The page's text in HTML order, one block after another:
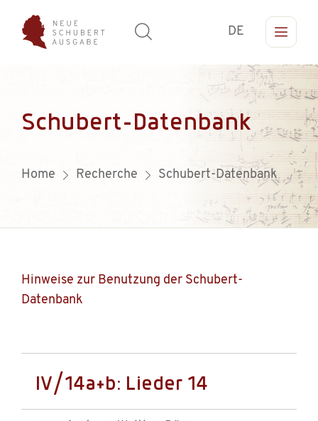
DE
Schubert-Datenbank
Home Recherche Schubert-Datenbank
Hinweise zur Benutzung der Schubert-
Datenbank
IV/14a+b: Lieder 14